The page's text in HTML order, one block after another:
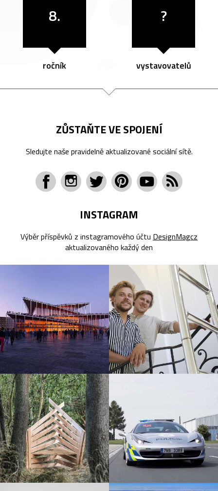
8.
ročník
?
vystavovatelů
ZŮSTAŇTE VE SPOJENÍ
Sledujte naše pravidelně aktualizované sociální sítě.
INSTAGRAM
Výběr příspěvků z instagramového účtu DesignMagcz
aktualizovaného každý den